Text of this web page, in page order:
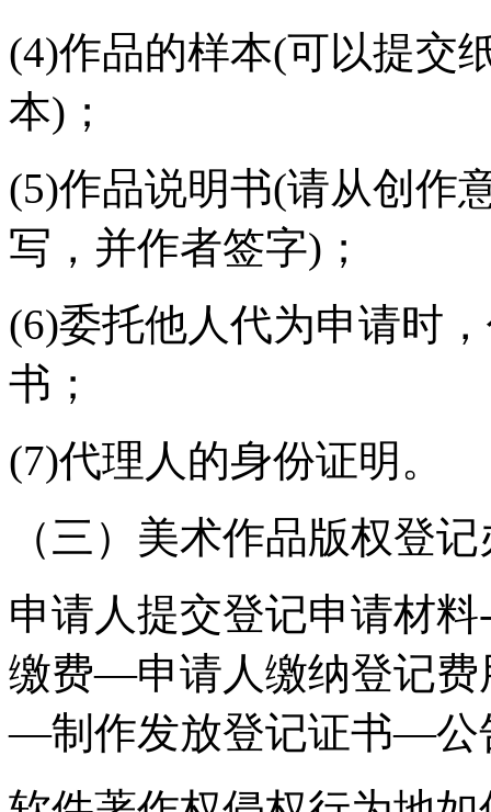
(4)作品的样本(可以提交
本)；
(5)作品说明书(请从创作
写，并作者签字)；
(6)委托他人代为申请时
书；
(7)代理人的身份证明。
（三）美术作品版权登
申请人提交登记申请材
缴费—申请人缴纳登记
—制作发放登记证书—公